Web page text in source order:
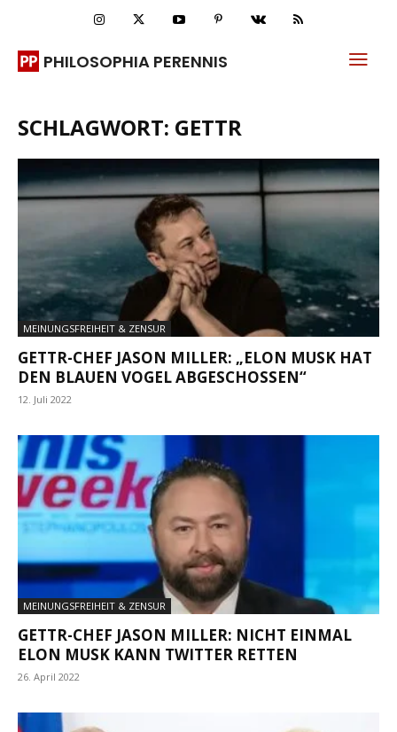
PHILOSOPHIA PERENNIS
SCHLAGWORT: GETTR
MEINUNGSFREIHEIT & ZENSUR
GETTR-CHEF JASON MILLER: „ELON MUSK HAT
DEN BLAUEN VOGEL ABGESCHOSSEN“
12. Juli 2022
MEINUNGSFREIHEIT & ZENSUR
GETTR-CHEF JASON MILLER: NICHT EINMAL
ELON MUSK KANN TWITTER RETTEN
26. April 2022